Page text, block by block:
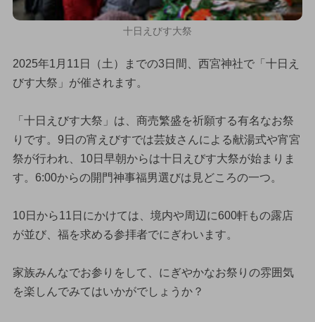
十日えびす大祭
2025年1月11日（土）までの3日間、西宮神社で「十日え
びす大祭」が催されます。
「十日えびす大祭」は、商売繁盛を祈願する有名なお祭
りです。9日の宵えびすでは芸妓さんによる献湯式や宵宮
祭が行われ、10日早朝からは十日えびす大祭が始まりま
す。6:00からの開門神事福男選びは見どころの一つ。
10日から11日にかけては、境内や周辺に600軒もの露店
が並び、福を求める参拝者でにぎわいます。
家族みんなでお参りをして、にぎやかなお祭りの雰囲気
を楽しんでみてはいかがでしょうか？